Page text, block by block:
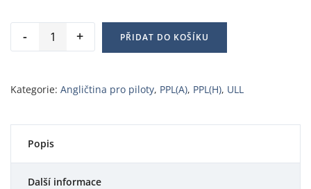
PŘIDAT DO KOŠÍKU
Kategorie: Angličtina pro piloty, PPL(A), PPL(H), ULL
Popis
Další informace